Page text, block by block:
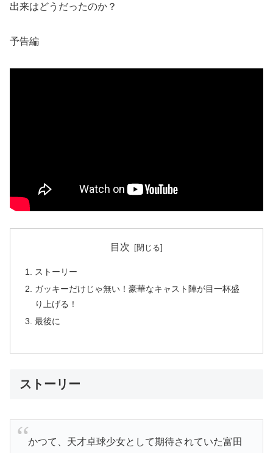
出来はどうだったのか？
予告編
目次
ストーリー
ガッキーだけじゃ無い！豪華なキャスト陣が目一杯盛
り上げる！
最後に
ストーリー
かつて、天才卓球少女として期待されていた富田